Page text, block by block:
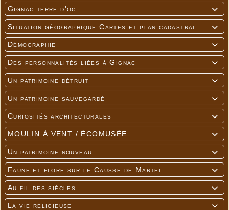

Gignac terre d'oc

Situation géographique Cartes et plan cadastral

Démographie

Des personnalités liées à Gignac

Un patrimoine détruit

Un patrimoine sauvegardé

Curiosités architecturales

MOULIN À VENT / ÉCOMUSÉE

Un patrimoine nouveau

Faune et flore sur le Causse de Martel

Au fil des siècles

La vie religieuse